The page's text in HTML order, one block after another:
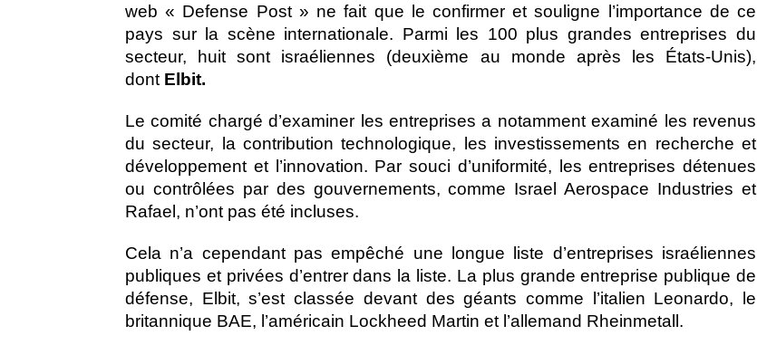
web « Defense Post » ne fait que le confirmer et souligne l’importance de ce
pays sur la scène internationale. Parmi les 100 plus grandes entreprises du
secteur, huit sont israéliennes (deuxième au monde après les États-Unis),
dont Elbit.
Le comité chargé d’examiner les entreprises a notamment examiné les revenus
du secteur, la contribution technologique, les investissements en recherche et
développement et l’innovation. Par souci d’uniformité, les entreprises détenues
ou contrôlées par des gouvernements, comme Israel Aerospace Industries et
Rafael, n’ont pas été incluses.
Cela n’a cependant pas empêché une longue liste d’entreprises israéliennes
publiques et privées d’entrer dans la liste. La plus grande entreprise publique de
défense, Elbit, s’est classée devant des géants comme l’italien Leonardo, le
britannique BAE, l’américain Lockheed Martin et l’allemand Rheinmetall.